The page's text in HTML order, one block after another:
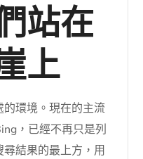
站在
上
環境。現在的主流
，已經不再只是列
結果的最上方，用